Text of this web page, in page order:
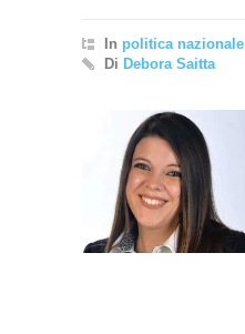
In politica nazionale
Di Debora Saitta